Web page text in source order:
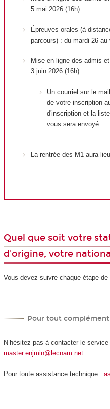
5 mai 2026 (16h)
Épreuves orales (à
parcours) : du mardi 26 au
Mise en ligne des admis
3 juin 2026 (16h)
Un courriel sur le
de votre inscription
d'inscription et la
vous sera envoyé.
La rentrée des M1 aura
Quel que soit votre
d'origine, votre
Vous devez suivre chaque étape
Pour tout complément
N’hésitez pas à contacter le
master.enjmin@lecnam.net
Pour toute assistance technique :